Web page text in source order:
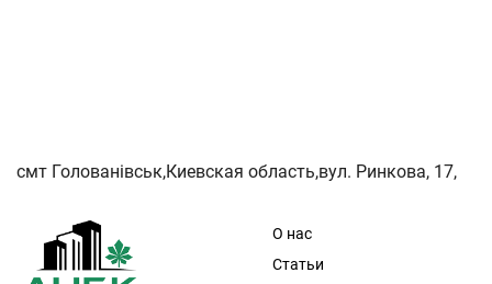
смт Голованівськ,Киевская область,вул. Ринкова, 17,
О нас
Статьи